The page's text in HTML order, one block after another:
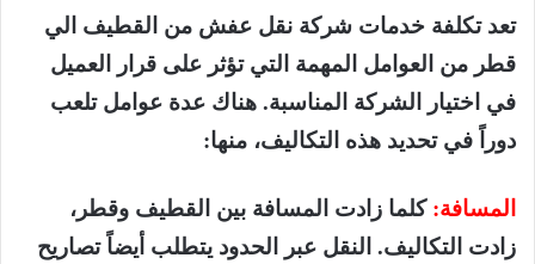
تعد تكلفة خدمات شركة نقل عفش من القطيف الي
قطر من العوامل المهمة التي تؤثر على قرار العميل
في اختيار الشركة المناسبة. هناك عدة عوامل تلعب
دوراً في تحديد هذه التكاليف، منها:
المسافة:كلما زادت المسافة بين القطيف وقطر،
زادت التكاليف. النقل عبر الحدود يتطلب أيضاً تصاريح